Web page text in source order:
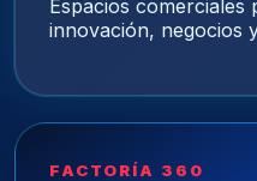
Espacios comerciales
innovación, negocios
FACTORÍA 360